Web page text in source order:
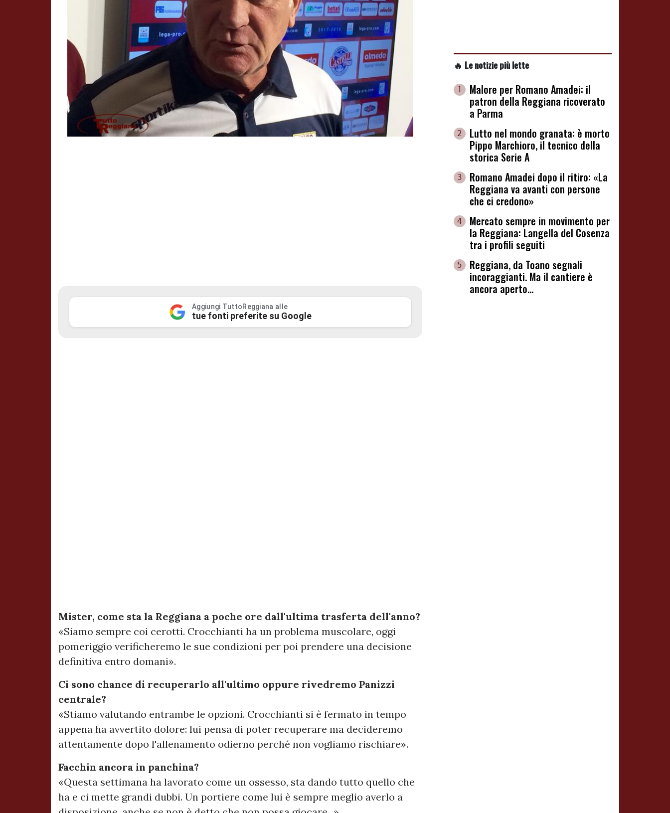
Aggiungi TuttoReggiana alle
tue fonti preferite su Google
Mister, come sta la Reggiana a poche ore dall'ultima trasferta dell'anno?
«Siamo sempre coi cerotti. Crocchianti ha un problema muscolare, oggi
pomeriggio verificheremo le sue condizioni per poi prendere una decisione
definitiva entro domani».
Ci sono chance di recuperarlo all'ultimo oppure rivedremo Panizzi
centrale?
«Stiamo valutando entrambe le opzioni. Crocchianti si è fermato in tempo
appena ha avvertito dolore: lui pensa di poter recuperare ma decideremo
attentamente dopo l'allenamento odierno perché non vogliamo rischiare».
Facchin ancora in panchina?
«Questa settimana ha lavorato come un ossesso, sta dando tutto quello che
ha e ci mette grandi dubbi. Un portiere come lui è sempre meglio averlo a
🔥 Le notizie più lette
1
Malore per Romano Amadei: il
patron della Reggiana ricoverato
a Parma
2
Lutto nel mondo granata: è morto
Pippo Marchioro, il tecnico della
storica Serie A
3
Romano Amadei dopo il ritiro: «La
Reggiana va avanti con persone
che ci credono»
4
Mercato sempre in movimento per
la Reggiana: Langella del Cosenza
tra i profili seguiti
5
Reggiana, da Toano segnali
incoraggianti. Ma il cantiere è
ancora aperto...